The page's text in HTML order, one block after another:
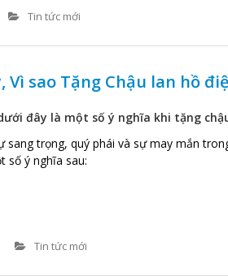
Tin tức mới
Vì sao Tặng Chậu lan hồ
đây là một số ý nghĩa khi tặng
sang trọng, quý phái và sự may mắn
số ý nghĩa sau:
Tin tức mới